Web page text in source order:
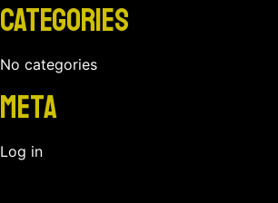
Categories
No categories
Meta
Log in